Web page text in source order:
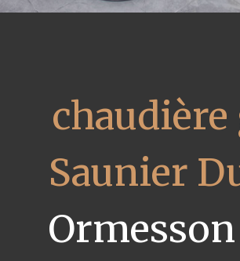
chaudière
Saunier